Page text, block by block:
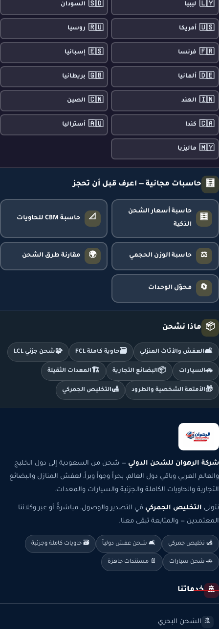
🇱🇾 ليبيا 🇸🇩 السودان
🇺🇸 أمريكا 🇷🇺 روسيا
🇫🇷 فرنسا 🇪🇸 إسبانيا
🇩🇪 ألمانيا 🇬🇧 بريطانيا
🇮🇳 الهند 🇨🇳 الصين
🇨🇦 كندا 🇦🇺 أستراليا
🇲🇾 ماليزيا
🧮 حاسبات مجانية — اعرف قبل أن تحجز
🧮
حاسبة أسعار الشحن
الذكية
📐 حاسبة CBM للحاويات
⚖️ حاسبة الوزن الحجمي 🌍 مقارنة طرق الشحن
🔄 محوّل الوحدات
📦 ماذا نشحن
🛋️العفش والأثاث المنزلي 🗃️حاوية كاملة FCL 🧩شحن جزئي LCL
🚗السيارات 📦البضائع التجارية 🏗️المعدات الثقيلة
🎁الأمتعة الشخصية والطرود 🛃التخليص الجمركي
شركة الرهوان للشحن الدولي — شحن من السعودية إلى دول الخليج
والعالم العربي وباقي دول العالم، بحراً وجواً وبراً، لعفش المنازل والبضائع
التجارية والحاويات الكاملة والجزئية والسيارات والمعدات.
نتولى التخليص الجمركي في التصدير والوصول، مباشرةً أو عبر وكلائنا
المعتمدين — والمتابعة تبقى معنا.
🛃 تخليص جمركي 🛋️ شحن عفش دولياً 🗃️ حاويات كاملة وجزئية
🚗 شحن سيارات 📄 مستندات جاهزة
🚢 خدماتنا
🚢 الشحن البحري